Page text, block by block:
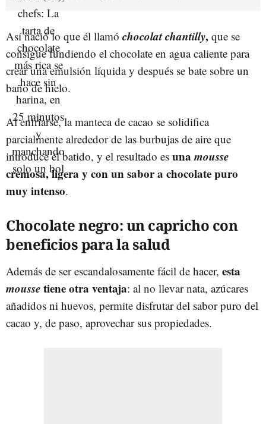
Así nació lo que él llamó chocolat chantilly, que se
consigue fundiendo el chocolate en agua caliente para
crear una emulsión líquida y después se bate sobre un
baño de hielo.
Al enfriarse, la manteca de cacao se solidifica
parcialmente alrededor de las burbujas de aire que
introduce el batido, y el resultado es unamousse
cremosa, ligera y con un sabor a chocolate puro
muy intenso.
Chocolate negro: un capricho con
beneficios para la salud
Además de ser escandalosamente fácil de hacer, esta
moussetiene otra ventaja: al no llevar nata, azúcares
añadidos ni huevos, permite disfrutar del sabor puro del
cacao y, de paso, aprovechar sus propiedades.